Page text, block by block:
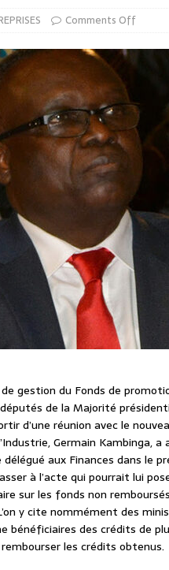
Comments Off
gestion du Fonds de
de la Majorité
d’une réunion avec le
Germain Kambinga, a
aux Finances dans le
à l’acte qui pourrait lui
sur les fonds non
y cite nommément des
bénéficiaires des crédits de
les crédits obtenus.